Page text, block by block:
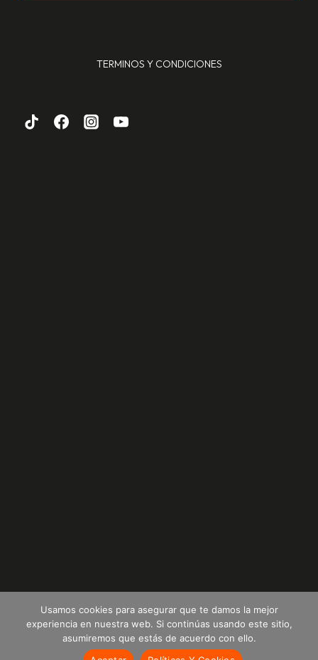
TERMINOS Y CONDICIONES
© 2022 Plastempack De Colombia S.A.S -Todos los derechos
Usamos cookies para asegurar que te damos la mejor
experiencia en nuestra web. Si continúas usando este sitio,
asumiremos que estás de acuerdo con ello.